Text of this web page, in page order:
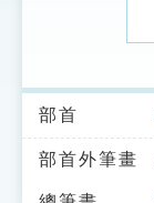
索引選單
知識索引
部首
部首外筆畫